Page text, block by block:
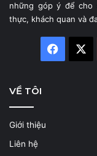
những góp ý để cho
thực, khách quan và
VỀ TÔI
Giới thiệu
Liên hệ